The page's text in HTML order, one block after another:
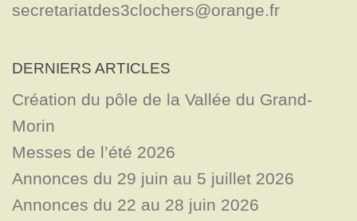
secretariatdes3clochers@orange.fr
DERNIERS ARTICLES
Création du pôle de la Vallée du Grand-
Morin
Messes de l’été 2026
Annonces du 29 juin au 5 juillet 2026
Annonces du 22 au 28 juin 2026